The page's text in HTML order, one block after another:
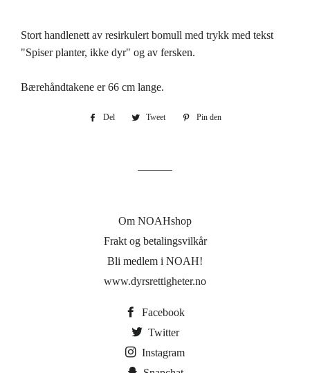
Stort handlenett av resirkulert bomull med trykk med tekst
"Spiser planter, ikke dyr" og av fersken.
Bærehåndtakene er 66 cm lange.
Del
Del
Tweet
Tweet
Pin den
Om NOAHshop
Frakt og betalingsvilkår
Bli medlem i NOAH!
www.dyrsrettigheter.no
Facebook
Twitter
Instagram